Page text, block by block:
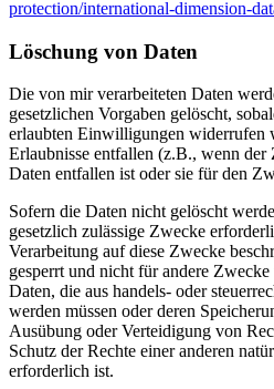
protection/international-dimension-
Löschung von Daten
Die von mir verarbeiteten Daten
gesetzlichen Vorgaben gelöscht,
erlaubten Einwilligungen widerrufen
Erlaubnisse entfallen (z.B., wenn der
Daten entfallen ist oder sie für den
Sofern die Daten nicht gelöscht
gesetzlich zulässige Zwecke
Verarbeitung auf diese Zwecke
gesperrt und nicht für andere
Daten, die aus handels- oder
werden müssen oder deren
Ausübung oder Verteidigung von
Schutz der Rechte einer anderen
erforderlich ist.